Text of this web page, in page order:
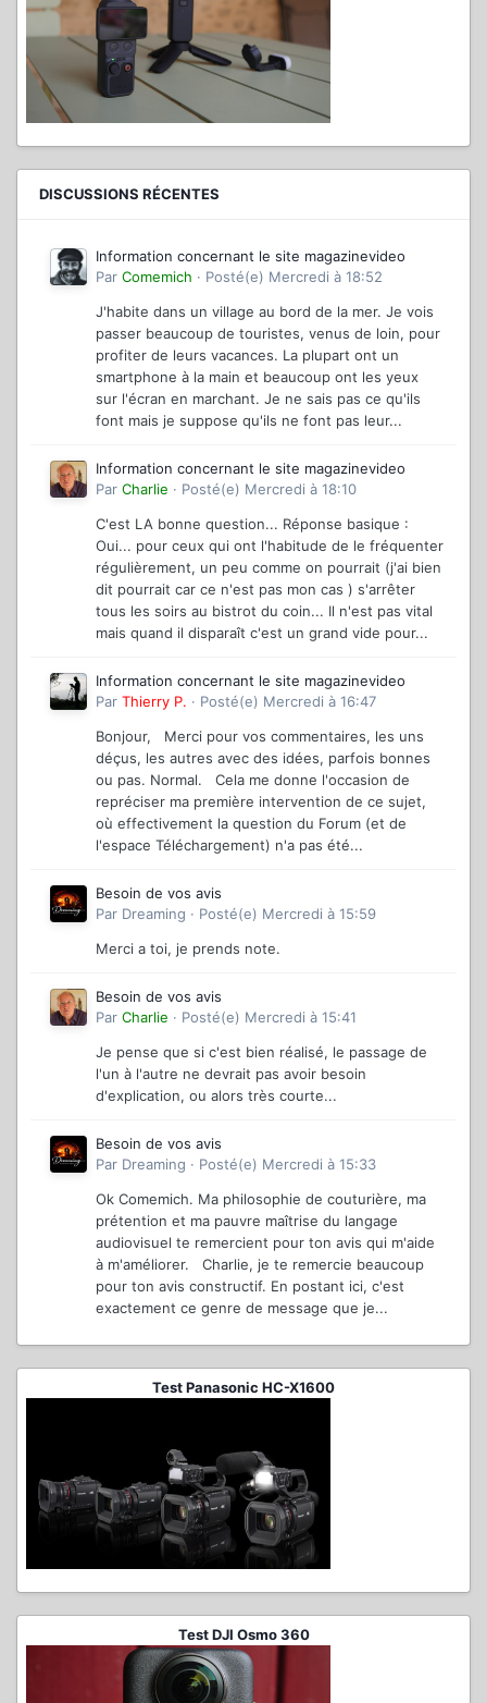
DISCUSSIONS RÉCENTES
Information concernant le site magazinevideo
Par Comemich · Posté(e) Mercredi à 18:52
J'habite dans un village au bord de la mer. Je vois
passer beaucoup de touristes, venus de loin, pour
profiter de leurs vacances. La plupart ont un
smartphone à la main et beaucoup ont les yeux
sur l'écran en marchant. Je ne sais pas ce qu'ils
font mais je suppose qu'ils ne font pas leur...
Information concernant le site magazinevideo
Par Charlie · Posté(e) Mercredi à 18:10
C'est LA bonne question... Réponse basique :
Oui... pour ceux qui ont l'habitude de le fréquenter
régulièrement, un peu comme on pourrait (j'ai bien
dit pourrait car ce n'est pas mon cas ) s'arrêter
tous les soirs au bistrot du coin... Il n'est pas vital
mais quand il disparaît c'est un grand vide pour...
Information concernant le site magazinevideo
Par Thierry P. · Posté(e) Mercredi à 16:47
Bonjour, Merci pour vos commentaires, les uns
déçus, les autres avec des idées, parfois bonnes
ou pas. Normal. Cela me donne l'occasion de
repréciser ma première intervention de ce sujet,
où effectivement la question du Forum (et de
l'espace Téléchargement) n'a pas été...
Besoin de vos avis
Par Dreaming · Posté(e) Mercredi à 15:59
Merci a toi, je prends note.
Besoin de vos avis
Par Charlie · Posté(e) Mercredi à 15:41
Je pense que si c'est bien réalisé, le passage de
l'un à l'autre ne devrait pas avoir besoin
d'explication, ou alors très courte...
Besoin de vos avis
Par Dreaming · Posté(e) Mercredi à 15:33
Ok Comemich. Ma philosophie de couturière, ma
prétention et ma pauvre maîtrise du langage
audiovisuel te remercient pour ton avis qui m'aide
à m'améliorer. Charlie, je te remercie beaucoup
pour ton avis constructif. En postant ici, c'est
exactement ce genre de message que je...
Test Panasonic HC-X1600
Test DJI Osmo 360